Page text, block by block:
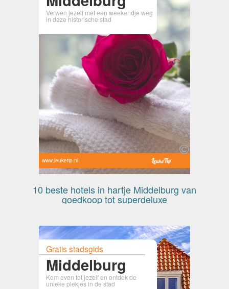
Verwen jezelf met een weekendje weg
in deze historische stad
www.leuketip.nl
10 beste hotels in hartje Middelburg van
goedkoop tot superdeluxe
Gratis stadsgids
Middelburg
Kom even tot jezelf en ontdek de
unieke plekjes in de stad